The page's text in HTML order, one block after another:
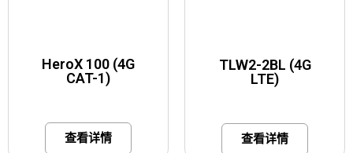
HeroX 100 (4G
CAT-1)
查看详情
TLW2-2BL (4G
LTE)
查看详情